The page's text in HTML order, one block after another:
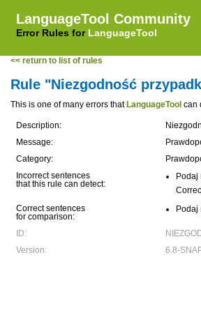
LanguageTool Community
Error Rules for LanguageTool
<< return to list of rules
Rule "Niezgodność
This is one of many errors that LanguageTool can
Description:
Message:
Category:
Incorrect sentences
that this rule can detect:
Podaj
Correct sentences
for comparison:
Podaj
ID:
Version:
6.8-